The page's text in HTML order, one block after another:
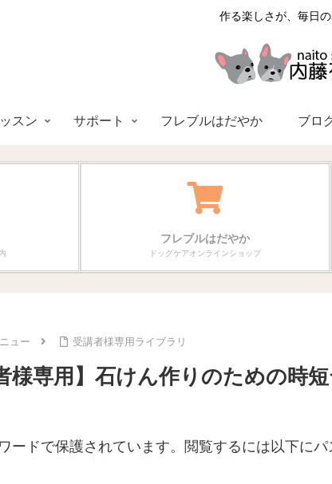
作る楽しさが、毎日
スン サポート フレブルはだやか ブロ
フレブルはだやか
ドッグケアオンラインショップ
ュー 受講者様専用ライブラリ
様専用】石けん作りのための時
ードで保護されています。閲覧するには以下に